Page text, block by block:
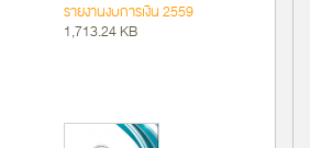
รายงานงบการเงิน 2559
1,713.24 KB